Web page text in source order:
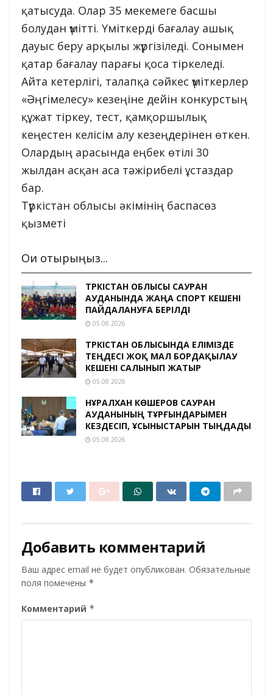
қатысуда. Олар 35 мекемеге басшы
болудан үмітті. Үміткерді бағалау ашық
дауыс беру арқылы жүргізіледі. Сонымен
қатар бағалау парағы қоса тіркеледі.
Айта кетерлігі, талапқа сәйкес үміткерлер
«Әңгімелесу» кезеңіне дейін конкурстың
құжат тіркеу, тест, қамқоршылық
кеңестен келісім алу кезеңдерінен өткен.
Олардың арасында еңбек өтілі 30
жылдан асқан аса тәжірибелі ұстаздар
бар.
Түркістан облысы әкімінің баспасөз
қызметі
Оқи отырыңыз...
ТҮРКІСТАН ОБЛЫСЫ САУРАН
АУДАНЫНДА ЖАҢА СПОРТ КЕШЕНІ
ПАЙДАЛАНУҒА БЕРІЛДІ
05.08.2026
ТҮРКІСТАН ОБЛЫСЫНДА ЕЛІМІЗДЕ
ТЕҢДЕСІ ЖОҚ МАЛ БОРДАҚЫЛАУ
КЕШЕНІ САЛЫНЫП ЖАТЫР
05.08.2026
НҰРАЛХАН КӨШЕРОВ САУРАН
АУДАНЫНЫҢ ТҰРҒЫНДАРЫМЕН
КЕЗДЕСІП, ҰСЫНЫСТАРЫН ТЫҢДАДЫ
05.08.2026
Добавить комментарий
Ваш адрес email не будет опубликован. Обязательные
поля помечены *
Комментарий *